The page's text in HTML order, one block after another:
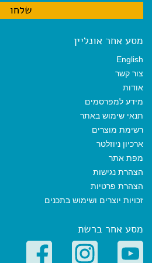
מסע אחר אונליין
English
צור קשר
אודות
מידע למפרסמים
תנאי שימוש באתר
רשימת מוצרים
ארכיון ניוזלטר
מפת אתר
הצהרת נגישות
הצהרת פרטיות
זכויות יוצרים ושימוש בתכנים
מסע אחר ברשת